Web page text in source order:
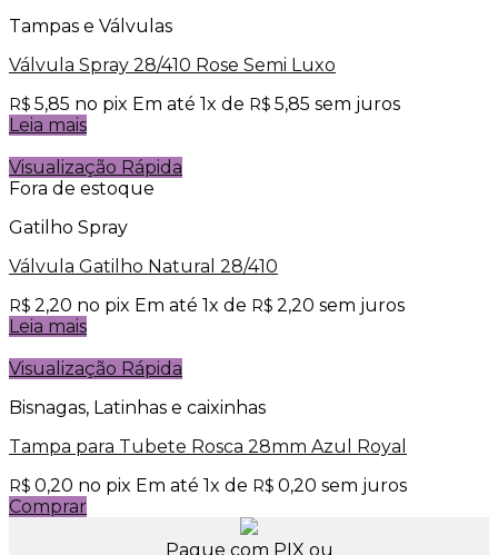
Tampas e Válvulas
Válvula Spray 28/410 Rose Semi Luxo
R$ 5,85 no pix Em até 1x de R$ 5,85 sem juros
Leia mais
Visualização Rápida
Fora de estoque
Gatilho Spray
Válvula Gatilho Natural 28/410
R$ 2,20 no pix Em até 1x de R$ 2,20 sem juros
Leia mais
Visualização Rápida
Bisnagas, Latinhas e caixinhas
Tampa para Tubete Rosca 28mm Azul Royal
R$ 0,20 no pix Em até 1x de R$ 0,20 sem juros
Comprar
Pague com PIX ou